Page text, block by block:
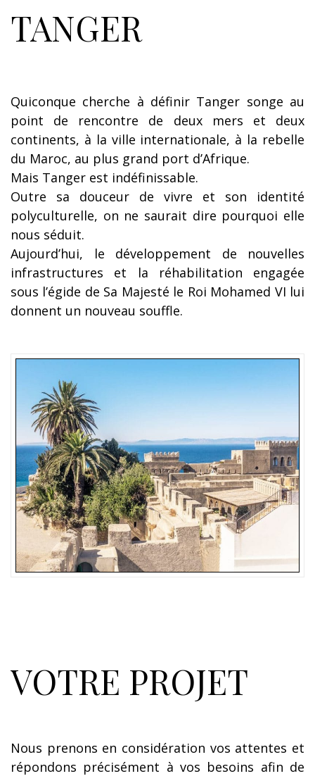
TANGER
Quiconque cherche à définir Tanger songe au
point de rencontre de deux mers et deux
continents, à la ville internationale, à la rebelle
du Maroc, au plus grand port d’Afrique.
Mais Tanger est indéfinissable.
Outre sa douceur de vivre et son identité
polyculturelle, on ne saurait dire pourquoi elle
nous séduit.
Aujourd’hui, le développement de nouvelles
infrastructures et la réhabilitation engagée
sous l’égide de Sa Majesté le Roi Mohamed VI lui
donnent un nouveau souffle.
VOTRE PROJET
Nous prenons en considération vos attentes et
répondons précisément à vos besoins afin de